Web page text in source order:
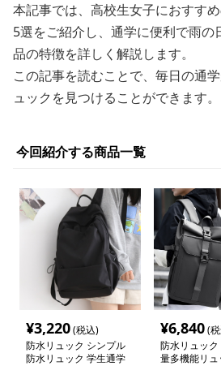
本記事では、高校生女子におすす
5選をご紹介し、通学に便利で雨の
品の特徴を詳しく解説します。
この記事を読むことで、毎日の通
ュックを見つけることができます。
今回紹介する商品一覧
¥3,220(税込)
防水リュック シンプル
防水リュック 学生通学
¥6,840(
防水リュッ
量多機能リ